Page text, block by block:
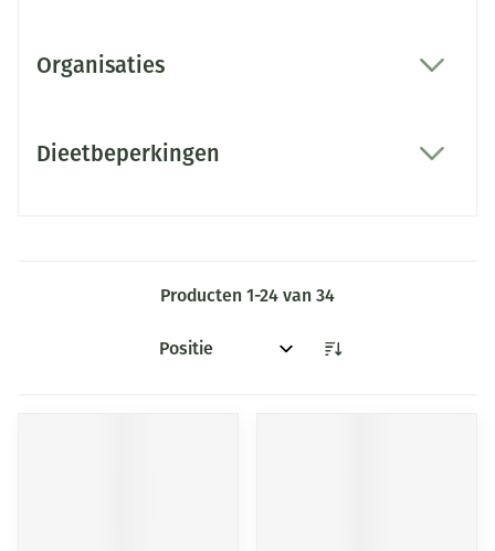
Organisaties
Dieetbeperkingen
Producten 1-24 van 34
Sorteer op: